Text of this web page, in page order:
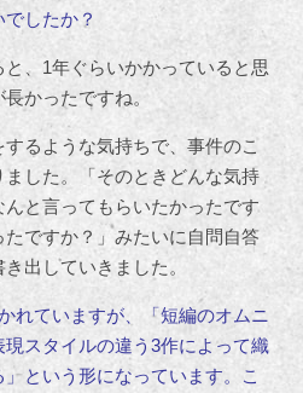
したか？
、1年ぐらいかかっていると思
かったですね。
るような気持ちで、事件のこ
した。「そのときどんな気持
と言ってもらいたかったです
ですか？」みたいに自問自答
出していきました。
ていますが、「短編のオムニ
スタイルの違う3作によって織
という形になっています。こ